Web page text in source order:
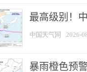
最高级别！
中国天气网 2026-
暴雨橙色预